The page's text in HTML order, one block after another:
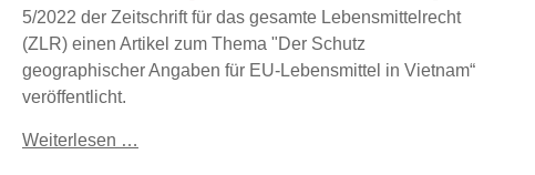
5/2022 der Zeitschrift für das gesamte Lebensmittelrecht
(ZLR) einen Artikel zum Thema "Der Schutz
geographischer Angaben für EU-Lebensmittel in Vietnam“
veröffentlicht.
Weiterlesen …